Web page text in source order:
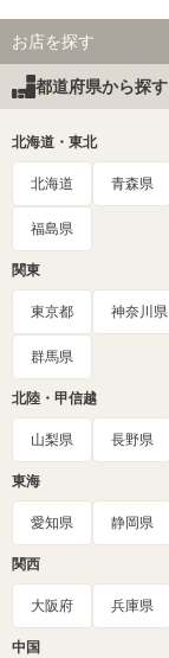
お店を探す
都道府県から探す
北海道・東北
北海道 青森県
福島県
関東
東京都 神奈川県
群馬県
北陸・甲信越
山梨県 長野県
東海
愛知県 静岡県
関西
大阪府 兵庫県
中国